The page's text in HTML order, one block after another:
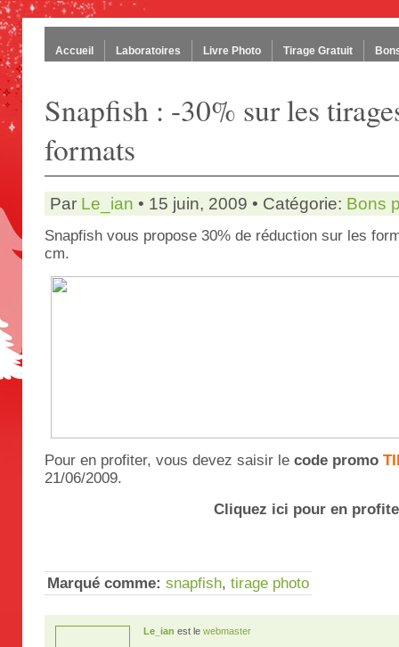
Accueil Laboratoires Livre Photo Tirage Gratuit
Snapfish : -30% sur les
formats
Par Le_ian • 15 juin, 2009 • Catégorie: Bons
Snapfish vous propose 30% de réduction sur les
cm.
Pour en profiter, vous devez saisir le code promo
21/06/2009.
Cliquez ici pour en
Marqué comme: snapfish, tirage photo
Le_ian est le webmaster